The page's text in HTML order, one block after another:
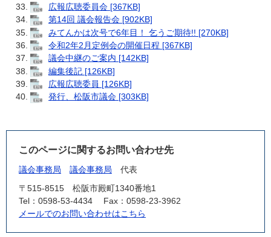
広報広聴委員会 [367KB]
第14回 議会報告会 [902KB]
みてんかは次号で6年目！ 乞うご期待!! [270KB]
令和2年2月定例会の開催日程 [367KB]
議会中継のご案内 [142KB]
編集後記 [126KB]
広報広聴委員 [126KB]
発行、松阪市議会 [303KB]
このページに関するお問い合わせ先
議会事務局 議会事務局
代表
〒515-8515
松阪市殿町1340番地1
Tel：0598-53-4434
Fax：0598-23-3962
メールでのお問い合わせはこちら